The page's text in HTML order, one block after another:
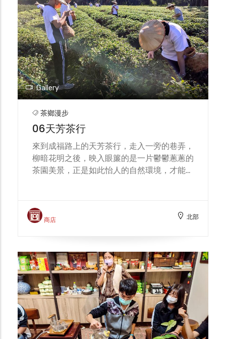
Gallery
茶鄉漫步
06天芳茶行
來到成福路上的天芳茶行，走入一旁的巷弄，
柳暗花明之後，映入眼簾的是一片鬱鬱蔥蔥的
茶園美景，正是如此怡人的自然環境，才能孕
活動，讓民眾與師生透過實際參與感受茶葉採
摘、萎凋、炒菁、揉捻、烘乾等過程，這也轉
商店 北部